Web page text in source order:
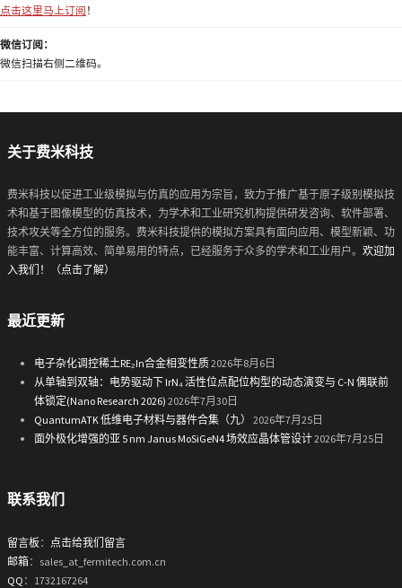
点击这里马上订阅 ！
微信订阅：
微信扫描右侧二维码。
关于费米科技
费米科技以促进工业级模拟与仿真的应用为宗旨，致力于推广基于原子级别模拟技
术和基于图像模型的仿真技术，为学术和工业研究机构提供研发咨询、软件部署、
技术攻关等全方位的服务。费米科技提供的模拟方案具有面向应用、模型新颖、功
能丰富、计算高效、简单易用的特点，已经服务于众多的学术和工业用户。 欢迎加
入我们！（点击了解）
最近更新
电子杂化调控稀土RE₂In合金相变性质2026年8月6日
从单轴到双轴：电势驱动下 IrN₄ 活性位点配位构型的动态演变与 C-N 偶联前
体锁定(Nano Research 2026) 2026年7月30日
QuantumATK 低维电子材料与器件合集（九）
2026年7月25日
面外极化增强的亚 5 nm Janus MoSiGeN4 场效应晶体管设计2026年7月25日
联系我们
留言板 ： 点击给我们留言
邮箱：sales_at_fermitech.com.cn
QQ ：1732167264